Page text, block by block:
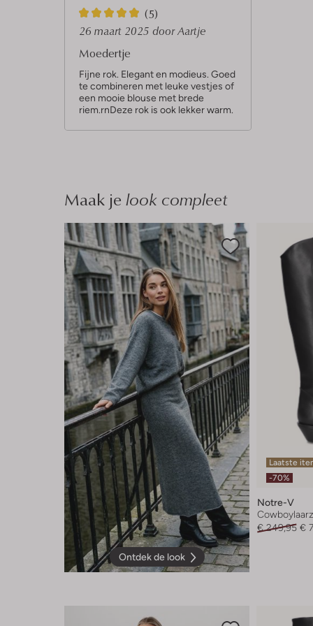
5
S
t
e
r
r
e
(5)
26 maart 2025 door Aartje
Moedertje
Fijne rok. Elegant en modieus. Goed
te combineren met leuke vestjes of
een mooie blouse met brede
riem.rnDeze rok is ook lekker warm.
Maak je look compleet
Ontdek de look
Laatste
-70%
Notre-V
€ 249,95 €